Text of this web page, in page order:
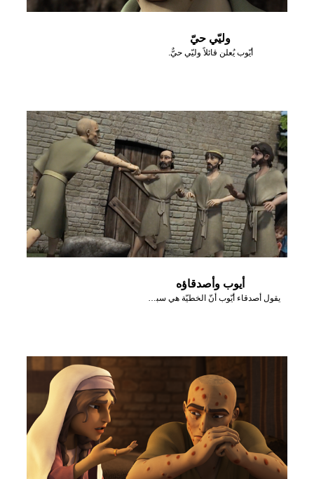
وليّي حيّ
أيّوب يُعلن قائلاً وليّي حيٌّ.
أيوب وأصدقاؤه
يقول أصدقاء أيّوب أنّ الخطيّة هي سبب مشاكله.